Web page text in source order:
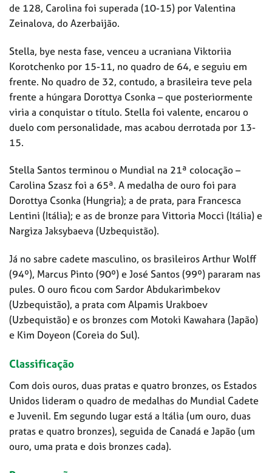
de 128, Carolina foi superada (10-15) por Valentina
Zeinalova, do Azerbaijão.
Stella, bye nesta fase, venceu a ucraniana Viktoriia
Korotchenko por 15-11, no quadro de 64, e seguiu em
frente. No quadro de 32, contudo, a brasileira teve pela
frente a húngara Dorottya Csonka – que posteriormente
viria a conquistar o título. Stella foi valente, encarou o
duelo com personalidade, mas acabou derrotada por 13-
15.
Stella Santos terminou o Mundial na 21ª colocação –
Carolina Szasz foi a 65ª. A medalha de ouro foi para
Dorottya Csonka (Hungria); a de prata, para Francesca
Lentini (Itália); e as de bronze para Vittoria Mocci (Itália) e
Nargiza Jaksybaeva (Uzbequistão).
Já no sabre cadete masculino, os brasileiros Arthur Wolff
(94º), Marcus Pinto (90º) e José Santos (99º) pararam nas
pules. O ouro ficou com Sardor Abdukarimbekov
(Uzbequistão), a prata com Alpamis Urakboev
(Uzbequistão) e os bronzes com Motoki Kawahara (Japão)
e Kim Doyeon (Coreia do Sul).
Classificação
Com dois ouros, duas pratas e quatro bronzes, os Estados
Unidos lideram o quadro de medalhas do Mundial Cadete
e Juvenil. Em segundo lugar está a Itália (um ouro, duas
pratas e quatro bronzes), seguida de Canadá e Japão (um
ouro, uma prata e dois bronzes cada).